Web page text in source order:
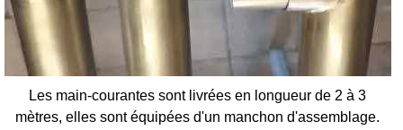
Les main-courantes sont livrées en longueur de 2 à 3
mètres, elles sont équipées d'un manchon d'assemblage.